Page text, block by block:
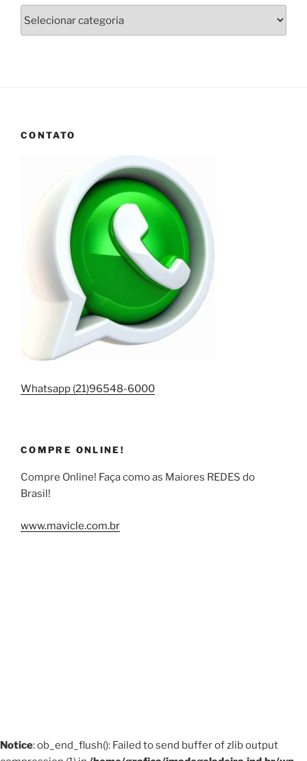
CONTATO
Whatsapp (21)96548-6000
COMPRE ONLINE!
Compre Online! Faça como as Maiores REDES do
Brasil!
www.mavicle.com.br
Notice: ob_end_flush(): Failed to send buffer of zlib output